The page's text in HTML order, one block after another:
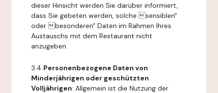
dieser Hinsicht werden Sie darüber informiert,
dass Sie gebeten werden, solche sensiblen"
oder besonderen" Daten im Rahmen Ihres
Austauschs mit dem Restaurant nicht
anzugeben.
3.4 Personenbezogene Daten von
Minderjährigen oder geschützten
Volljährigen: Allgemein ist die Nutzung der